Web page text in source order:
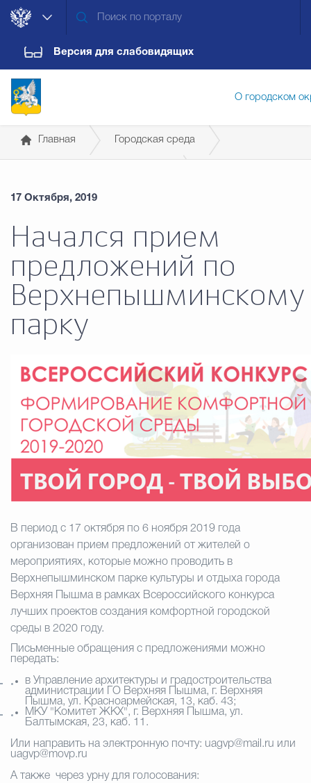
Версия для слабовидящих
О городском
Новости Обращения граждан
Противодействие
Городская среда Социальная
Экономика Муниципальные
Счётная палата Городского
Избирательная
Гостям Городского
Главная Городская среда
17 Октября, 2019
Начался прием
предложений по
Верхнепышминскому
парку
В период с 17 октября по 6 ноября 2019 года
организован прием предложений от жителей о
мероприятиях, которые можно проводить в
Верхнепышминском парке культуры и отдыха города
Верхняя Пышма в рамках Всероссийского конкурса
лучших проектов создания комфортной городской
среды в 2020 году.
Письменные обращения с предложениями можно
передать:
в Управление архитектуры и градостроительства
администрации ГО Верхняя Пышма, г. Верхняя
Пышма, ул. Красноармейская, 13, каб. 43;
МКУ "Комитет ЖКХ", г. Верхняя Пышма, ул.
Балтымская, 23, каб. 11.
Или направить на электронную почту: uagvp@mail.ru или
uagvp@movp.ru
А также через урну для голосования: